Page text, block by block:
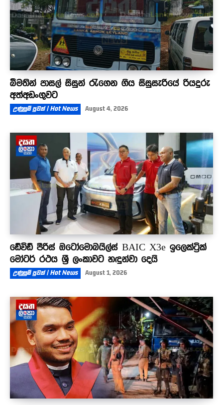
බීමතින් පාසල් සිසුන් රැගෙන ගිය සිසුසැරියේ රියදුරු
අත්අඩංගුවට
උණුසුම් පුවත් | Hot News August 4, 2026
ඩේවිඩ් පීරිස් ඔටෝමොබයිල්ස් BAIC X3e ඉලෙක්ට්‍රික්
මෝටර් රථය ශ්‍රී ලංකාවට හඳුන්වා දෙයි
උණුසුම් පුවත් | Hot News August 1, 2026